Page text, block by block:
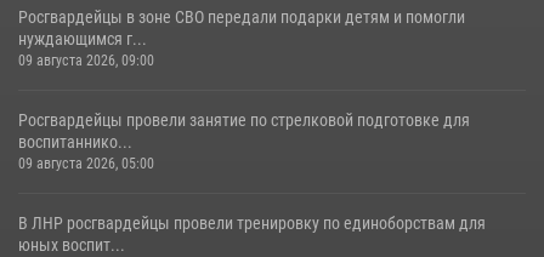
Росгвардейцы в зоне СВО передали подарки детям и помогли
нуждающимся г...
09 августа 2026, 09:00
Росгвардейцы провели занятие по стрелковой подготовке для
воспитаннико...
09 августа 2026, 05:00
В ЛНР росгвардейцы провели тренировку по единоборствам для
юных воспит...